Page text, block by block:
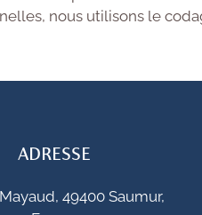
nous utilisons le
ADRESSE
49400 Saumur,